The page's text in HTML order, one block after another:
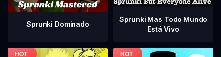
Sprunki Dominado
Sprunki Mas Todo Mundo
Está Vivo